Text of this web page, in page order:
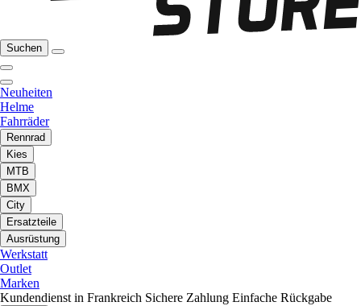
Suchen
Neuheiten
Helme
Fahrräder
Rennrad
Kies
MTB
BMX
City
Ersatzteile
Ausrüstung
Werkstatt
Outlet
Marken
Kundendienst in Frankreich Sichere Zahlung Einfache Rückgabe